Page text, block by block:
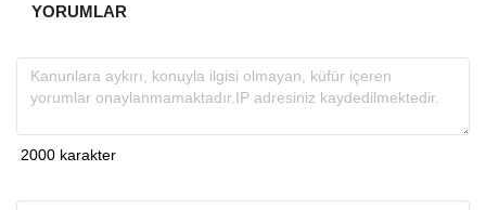
YORUMLAR